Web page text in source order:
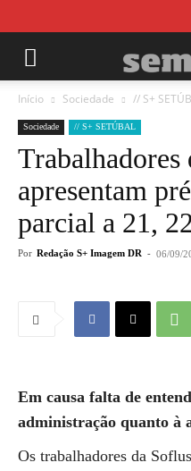
Início Sociedade // S+
Sociedade // S+ SETÚBAL
Trabalhadores
apresentam
parcial a 21,
Por Redação S+ Imagem DR - 06/09/
Em causa falta de
administração quanto à
Os trabalhadores da